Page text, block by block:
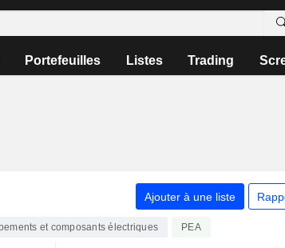
Portefeuilles Listes Trading
Ajouter à une liste
et composants électriques PEA